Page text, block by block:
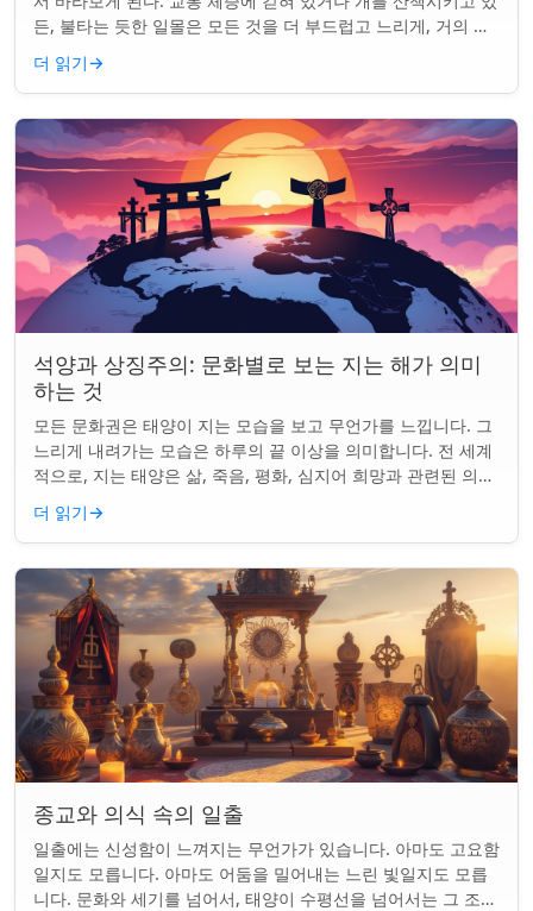
든, 불타는 듯한 일몰은 모든 것을 더 부드럽고 느리게, 거의 신
성하게 느끼게 만든다. 하지...
더 읽기→
석양과 상징주의: 문화별로 보는 지는 해가 의미
하는 것
모든 문화권은 태양이 지는 모습을 보고 무언가를 느낍니다. 그
느리게 내려가는 모습은 하루의 끝 이상을 의미합니다. 전 세계
적으로, 지는 태양은 삶, 죽음, 평화, 심지어 희망과 관련된 의미
를 갖게 되었습니다. 같은...
더 읽기→
종교와 의식 속의 일출
일출에는 신성함이 느껴지는 무언가가 있습니다. 아마도 고요함
일지도 모릅니다. 아마도 어둠을 밀어내는 느린 빛일지도 모릅
니다. 문화와 세기를 넘어서, 태양이 수평선을 넘어서는 그 조용